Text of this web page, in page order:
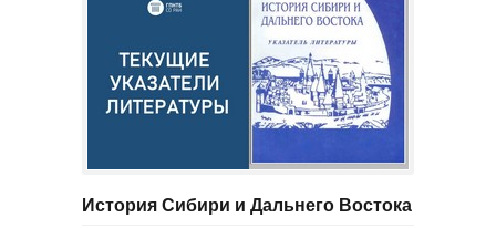
История Сибири и Дальнего Востока